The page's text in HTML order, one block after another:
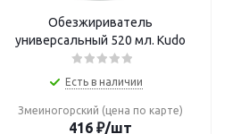
Обезжириватель
универсальный 520 мл. Кudo
Есть в наличии
Змеиногорский (цена по карте)
416 ₽/шт